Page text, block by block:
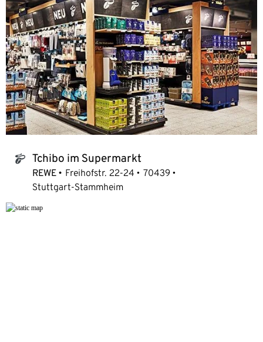
tchibo_logo Tchibo im Supermarkt
REWE Freihofstr. 22-24
70439
Stuttgart-Stammheim